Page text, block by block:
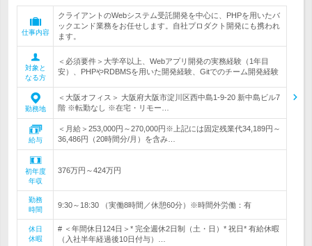
仕事内容
クライアントのWebシステム受託開発を中心に、PHPを用いたバ
ックエンド業務をお任せします。自社プロダクト開発にも携われ
ます。
対象と
なる方
＜必須要件＞大学卒以上、Webアプリ開発の実務経験（1年目
安）、PHPやRDBMSを用いた開発経験、Gitでのチーム開発経験
勤務地
＜大阪オフィス＞ 大阪府大阪市淀川区西中島1-9-20 新中島ビル7
階 ※転勤なし ※在宅・リモー…
給与
＜月給＞253,000円～270,000円※上記には固定残業代34,189円～
36,486円（20時間分/月）を含み…
初年度
年収
376万円～424万円
勤務
時間
9:30～18:30 （実働8時間／休憩60分）※時間外労働：有
休日
休暇
# ＜年間休日124日＞* 完全週休2日制（土・日）* 祝日* 有給休暇
（入社半年経過後10日付与）…